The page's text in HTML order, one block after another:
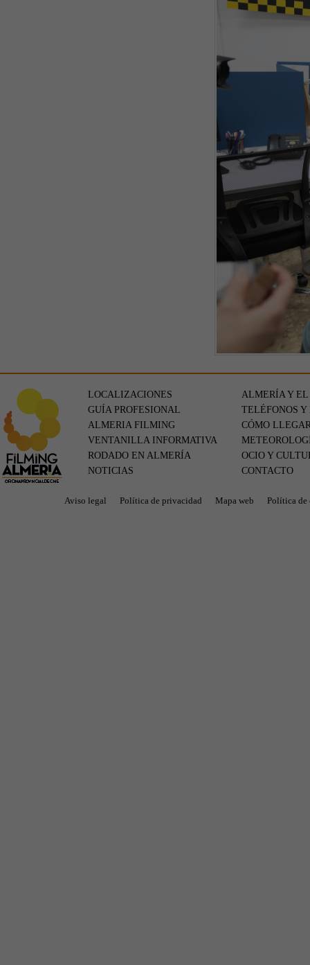
LOCALIZACIONES
GUÍA PROFESIONAL
ALMERIA FILMING
VENTANILLA INFORMATIVA
RODADO EN ALMERÍA
NOTICIAS
ALMERÍA Y EL
TELÉFONOS Y
CÓMO
OCIO Y
CONTACTO
Aviso legal Política de privacidad Mapa web Política de